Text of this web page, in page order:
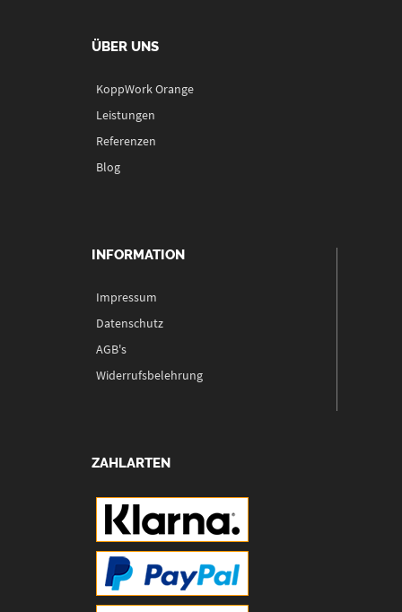
ÜBER UNS
KoppWork Orange
Leistungen
Referenzen
Blog
INFORMATION
Impressum
Datenschutz
AGB's
Widerrufsbelehrung
ZAHLARTEN